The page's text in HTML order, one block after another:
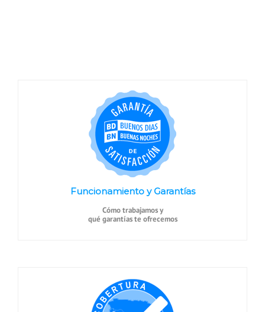
Funcionamiento y Garantías
Cómo trabajamos y
qué garantías te ofrecemos